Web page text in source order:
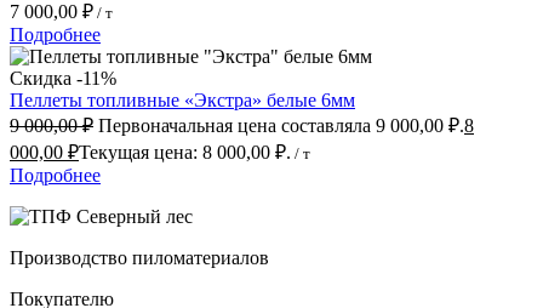
7 000,00 ₽ / т
Подробнее
Скидка -11%
Пеллеты топливные «Экстра» белые 6мм
9 000,00₽ Первоначальная цена составляла 9 000,00 ₽.8
000,00 ₽Текущая цена: 8 000,00 ₽. / т
Подробнее
Производство пиломатериалов
Покупателю